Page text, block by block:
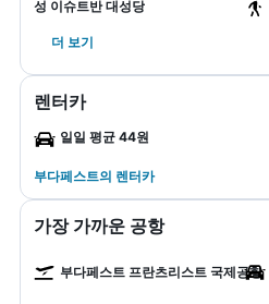
성 이슈트반 대성당
더 보기
렌터카
일일 평균 44원
부다페스트​의 렌터카
가장 가까운 공항
부다페스트 프란츠리스트 국제공항